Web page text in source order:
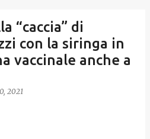
“caccia” di
con la siringa in
vaccinale anche a
2021